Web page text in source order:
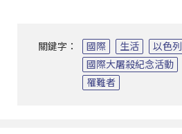
關鍵字： 國際 生活 以色列
國際大屠殺紀念活動
罹難者